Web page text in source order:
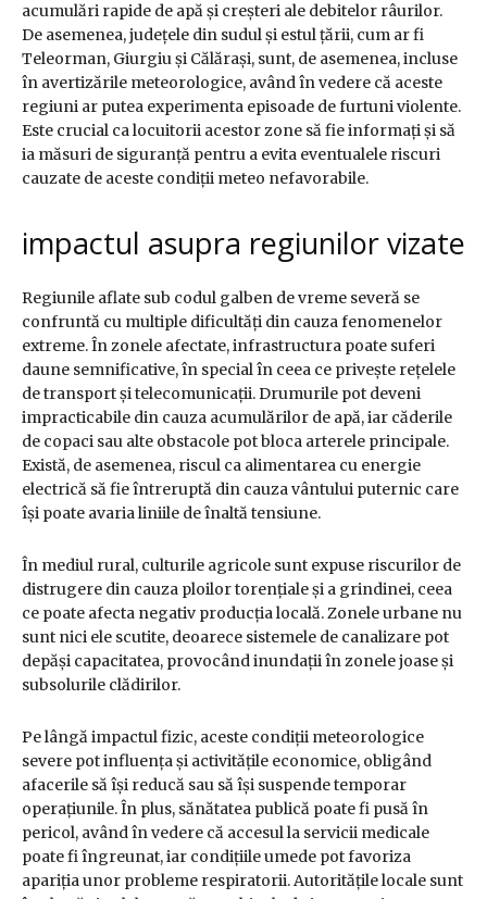
acumulări rapide de apă și creșteri ale debitelor râurilor.
De asemenea, județele din sudul și estul țării, cum ar fi
Teleorman, Giurgiu și Călărași, sunt, de asemenea, incluse
în avertizările meteorologice, având în vedere că aceste
regiuni ar putea experimenta episoade de furtuni violente.
Este crucial ca locuitorii acestor zone să fie informați și să
ia măsuri de siguranță pentru a evita eventualele riscuri
cauzate de aceste condiții meteo nefavorabile.
impactul asupra regiunilor vizate
Regiunile aflate sub codul galben de vreme severă se
confruntă cu multiple dificultăți din cauza fenomenelor
extreme. În zonele afectate, infrastructura poate suferi
daune semnificative, în special în ceea ce privește rețelele
de transport și telecomunicații. Drumurile pot deveni
impracticabile din cauza acumulărilor de apă, iar căderile
de copaci sau alte obstacole pot bloca arterele principale.
Există, de asemenea, riscul ca alimentarea cu energie
electrică să fie întreruptă din cauza vântului puternic care
își poate avaria liniile de înaltă tensiune.
În mediul rural, culturile agricole sunt expuse riscurilor de
distrugere din cauza ploilor torențiale și a grindinei, ceea
ce poate afecta negativ producția locală. Zonele urbane nu
sunt nici ele scutite, deoarece sistemele de canalizare pot
depăși capacitatea, provocând inundații în zonele joase și
subsolurile clădirilor.
Pe lângă impactul fizic, aceste condiții meteorologice
severe pot influența și activitățile economice, obligând
afacerile să își reducă sau să își suspende temporar
operațiunile. În plus, sănătatea publică poate fi pusă în
pericol, având în vedere că accesul la servicii medicale
poate fi îngreunat, iar condițiile umede pot favoriza
apariția unor probleme respiratorii. Autoritățile locale sunt